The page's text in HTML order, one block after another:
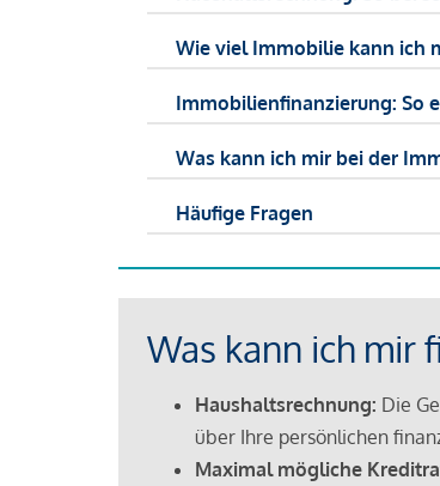
Wie viel Immobilie kann ich
Immobilienfinanzierung: So
Was kann ich mir bei der
Häufige Fragen
Was kann ich mir
Haushaltsrechnung: Die
über Ihre persönlichen
Maximal mögliche